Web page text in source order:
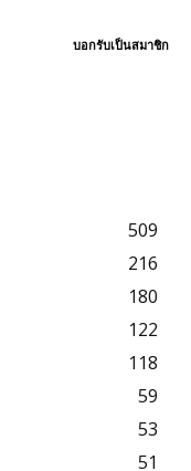
บอกรับเป็นสมาชิก
509
216
180
122
118
59
53
51